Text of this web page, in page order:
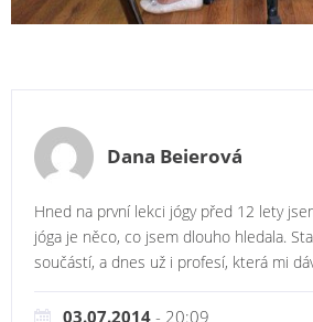
Dana Beierová
Hned na první lekci jógy před 12 lety
jóga je něco, co jsem dlouho hledala.
součástí, a dnes už i profesí, která mi
03.07.2014 - 20:09